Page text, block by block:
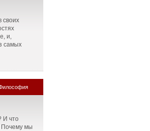
своих
и,
самых
И что
Почему мы